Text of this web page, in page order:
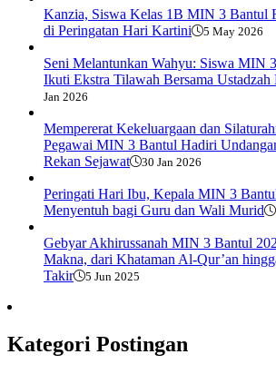
Kanzia, Siswa Kelas 1B MIN 3 Bantul
di Peringatan Hari Kartini
5 May 2026
Seni Melantunkan Wahyu: Siswa MIN
Ikuti Ekstra Tilawah Bersama
Jan 2026
Mempererat Kekeluargaan dan
Pegawai MIN 3 Bantul Hadiri
Rekan Sejawat
30 Jan 2026
Peringati Hari Ibu, Kepala MIN 3
Menyentuh bagi Guru dan Wali Murid
Gebyar Akhirussanah MIN 3 Bantul
Makna, dari Khataman Al-Qur’an
Takir​
5 Jun 2025
Kategori Postingan